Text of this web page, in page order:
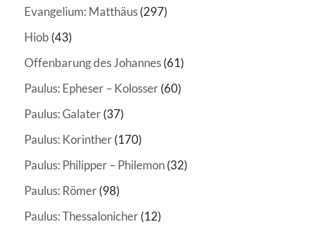
Evangelium: Matthäus(297)
Hiob (43)
Offenbarung des Johannes(61)
Paulus: Epheser – Kolosser(60)
Paulus: Galater(37)
Paulus: Korinther(170)
Paulus: Philipper – Philemon(32)
Paulus: Römer(98)
Paulus: Thessalonicher(12)